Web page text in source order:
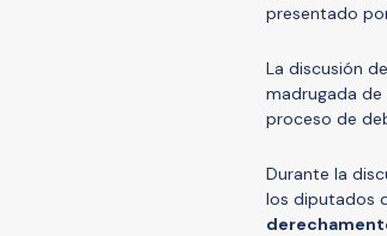
presentado
La discusión
madrugada de
proceso de
Durante la
los diputados